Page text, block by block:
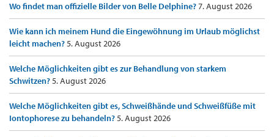
Wo findet man offizielle Bilder von Belle Delphine?7. August 2026
Wie kann ich meinem Hund die Eingewöhnung im Urlaub möglichst
leicht machen?5. August 2026
Welche Möglichkeiten gibt es zur Behandlung von starkem
Schwitzen?5. August 2026
Welche Möglichkeiten gibt es, Schweißhände und Schweißfüße mit
Iontophorese zu behandeln?5. August 2026